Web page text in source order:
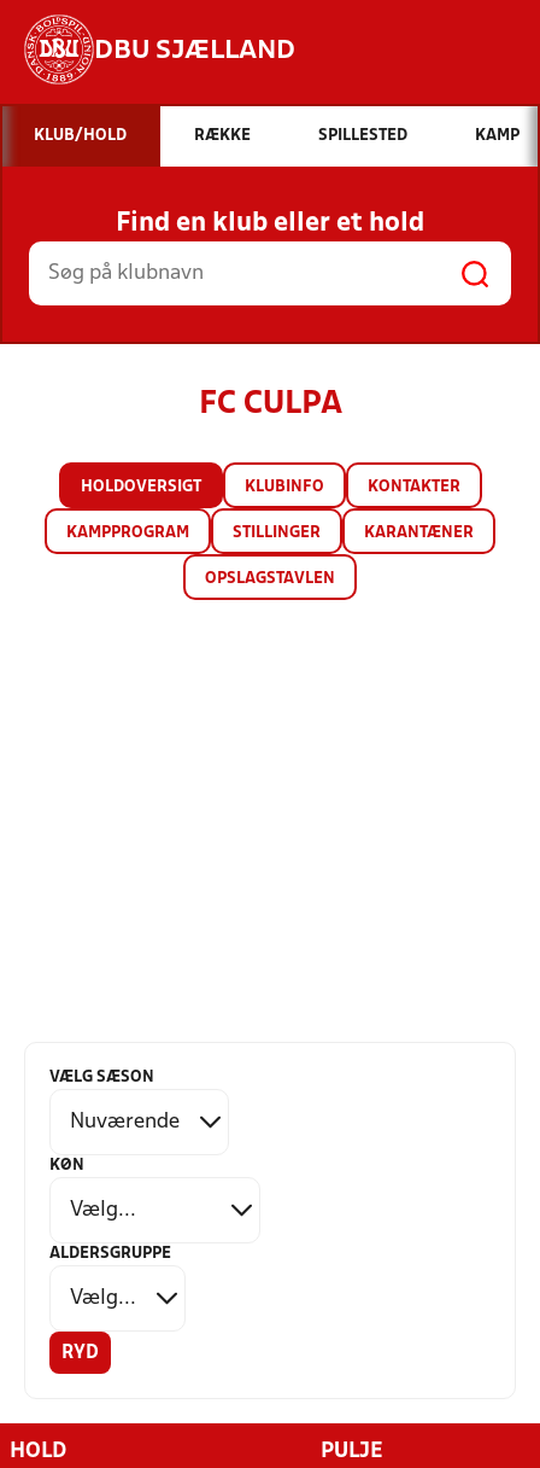
DBU SJÆLLAND
Hvad vil du søge efter?
INDHOLD OG NYHEDER
STILLINGER, RESULTATER, KLUBBER OG
HOLD
KLUB/HOLD RÆKKE SPILLESTED KAMP
Find en klub eller et hold
FC CULPA
HOLDOVERSIGT KLUBINFO KONTAKTER
KAMPPROGRAM STILLINGER KARANTÆNER
OPSLAGSTAVLEN
VÆLG SÆSON
KØN
ALDERSGRUPPE
RYD
HOLD PULJE